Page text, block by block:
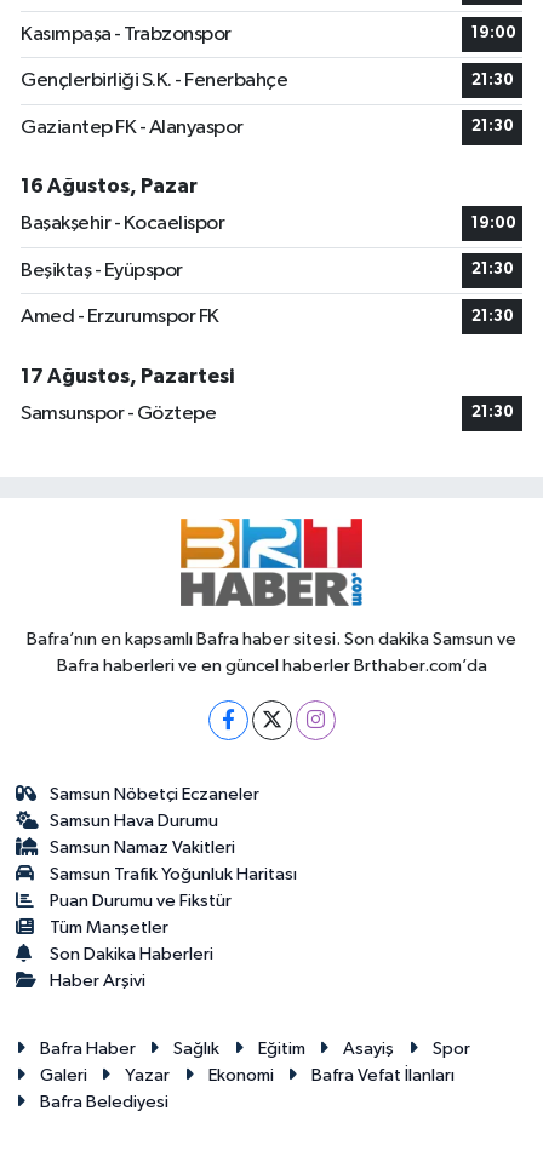
Kasımpaşa - Trabzonspor 19:00
Gençlerbirliği S.K. - Fenerbahçe 21:30
Gaziantep FK - Alanyaspor 21:30
16 Ağustos, Pazar
Başakşehir - Kocaelispor
19:00
Beşiktaş - Eyüpspor 21:30
Amed - Erzurumspor FK 21:30
17 Ağustos, Pazartesi
Samsunspor - Göztepe
21:30
Bafra’nın en kapsamlı Bafra haber sitesi. Son dakika Samsun ve
Bafra haberleri ve en güncel haberler Brthaber.com’da
Samsun Nöbetçi Eczaneler
Samsun Hava Durumu
Samsun Namaz Vakitleri
Samsun Trafik Yoğunluk Haritası
Puan Durumu ve Fikstür
Tüm Manşetler
Son Dakika Haberleri
Haber Arşivi
Bafra Haber Sağlık Eğitim Asayiş
Spor
Galeri
Yazar Ekonomi
Bafra Vefat İlanları
Bafra Belediyesi